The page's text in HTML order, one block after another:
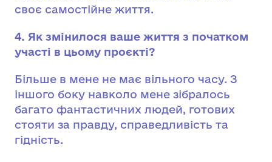
своє самостійне життя.
4. Як змінилося ваше життя з початком
участі в цьому проєкті?
Більше в мене не має вільного часу. З
іншого боку навколо мене зібралось
багато фантастичних людей, готових
стояти за правду, справедливість та
гідність.